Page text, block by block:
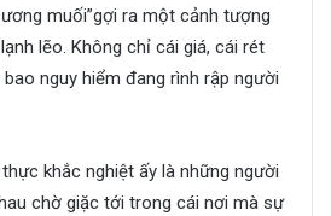
muối”gợi ra một cảnh tượng
lẽo. Không chỉ cái giá, cái rét
nguy hiểm đang rình rập người
khắc nghiệt ấy là những người
chờ giặc tới trong cái nơi mà sự